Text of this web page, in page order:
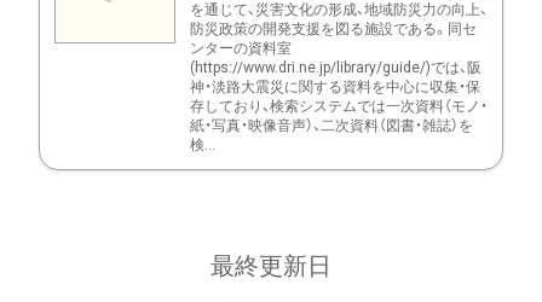
を通じて、災害文化の形成、地域防災力の向上、
防災政策の開発支援を図る施設である。同セ
ンターの資料室
(https://www.dri.ne.jp/library/guide/)では、阪
神・淡路大震災に関する資料を中心に収集・保
存しており、検索システムでは一次資料（モノ・
紙・写真・映像音声）、二次資料（図書・雑誌）を
検...
最終更新日